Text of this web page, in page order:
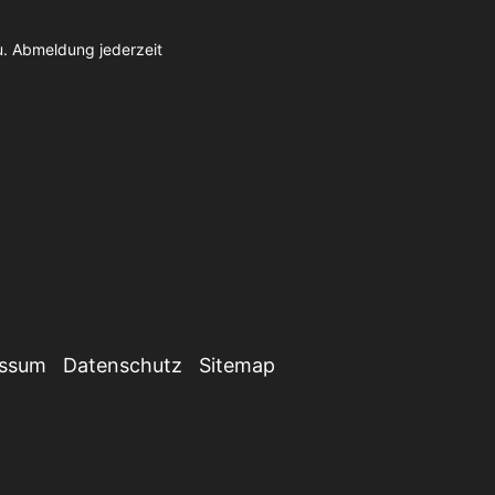
Abmeldung jederzeit
Datenschutz Sitemap